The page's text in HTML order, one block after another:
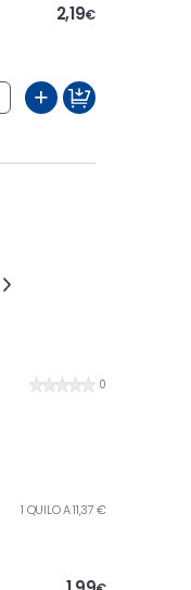
2,19€
+
0
1 QUILO A 11,37 €